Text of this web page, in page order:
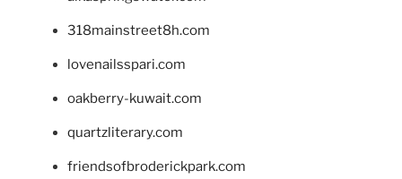
318mainstreet8h.com
lovenailsspari.com
oakberry-kuwait.com
quartzliterary.com
friendsofbroderickpark.com